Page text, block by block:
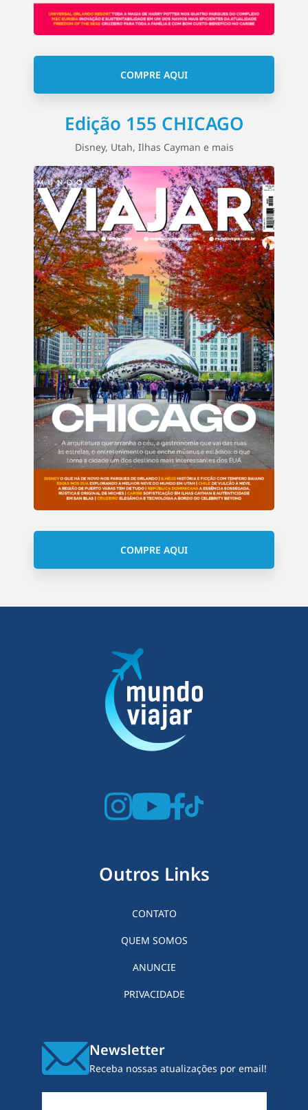
COMPRE AQUI
Edição 155 CHICAGO
Disney, Utah, Ilhas Cayman e mais
COMPRE AQUI
Outros Links
CONTATO
QUEM SOMOS
ANUNCIE
PRIVACIDADE
Newsletter
Receba nossas atualizações por email!